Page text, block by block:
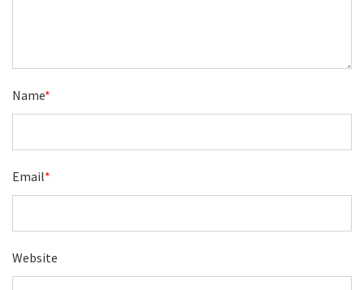
Name*
Email*
Website